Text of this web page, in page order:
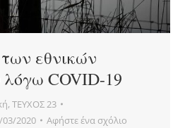
εθνικών
COVID-19
, ΤΕΥΧΟΣ 23
03/2020 Αφήστε ένα σχόλιο